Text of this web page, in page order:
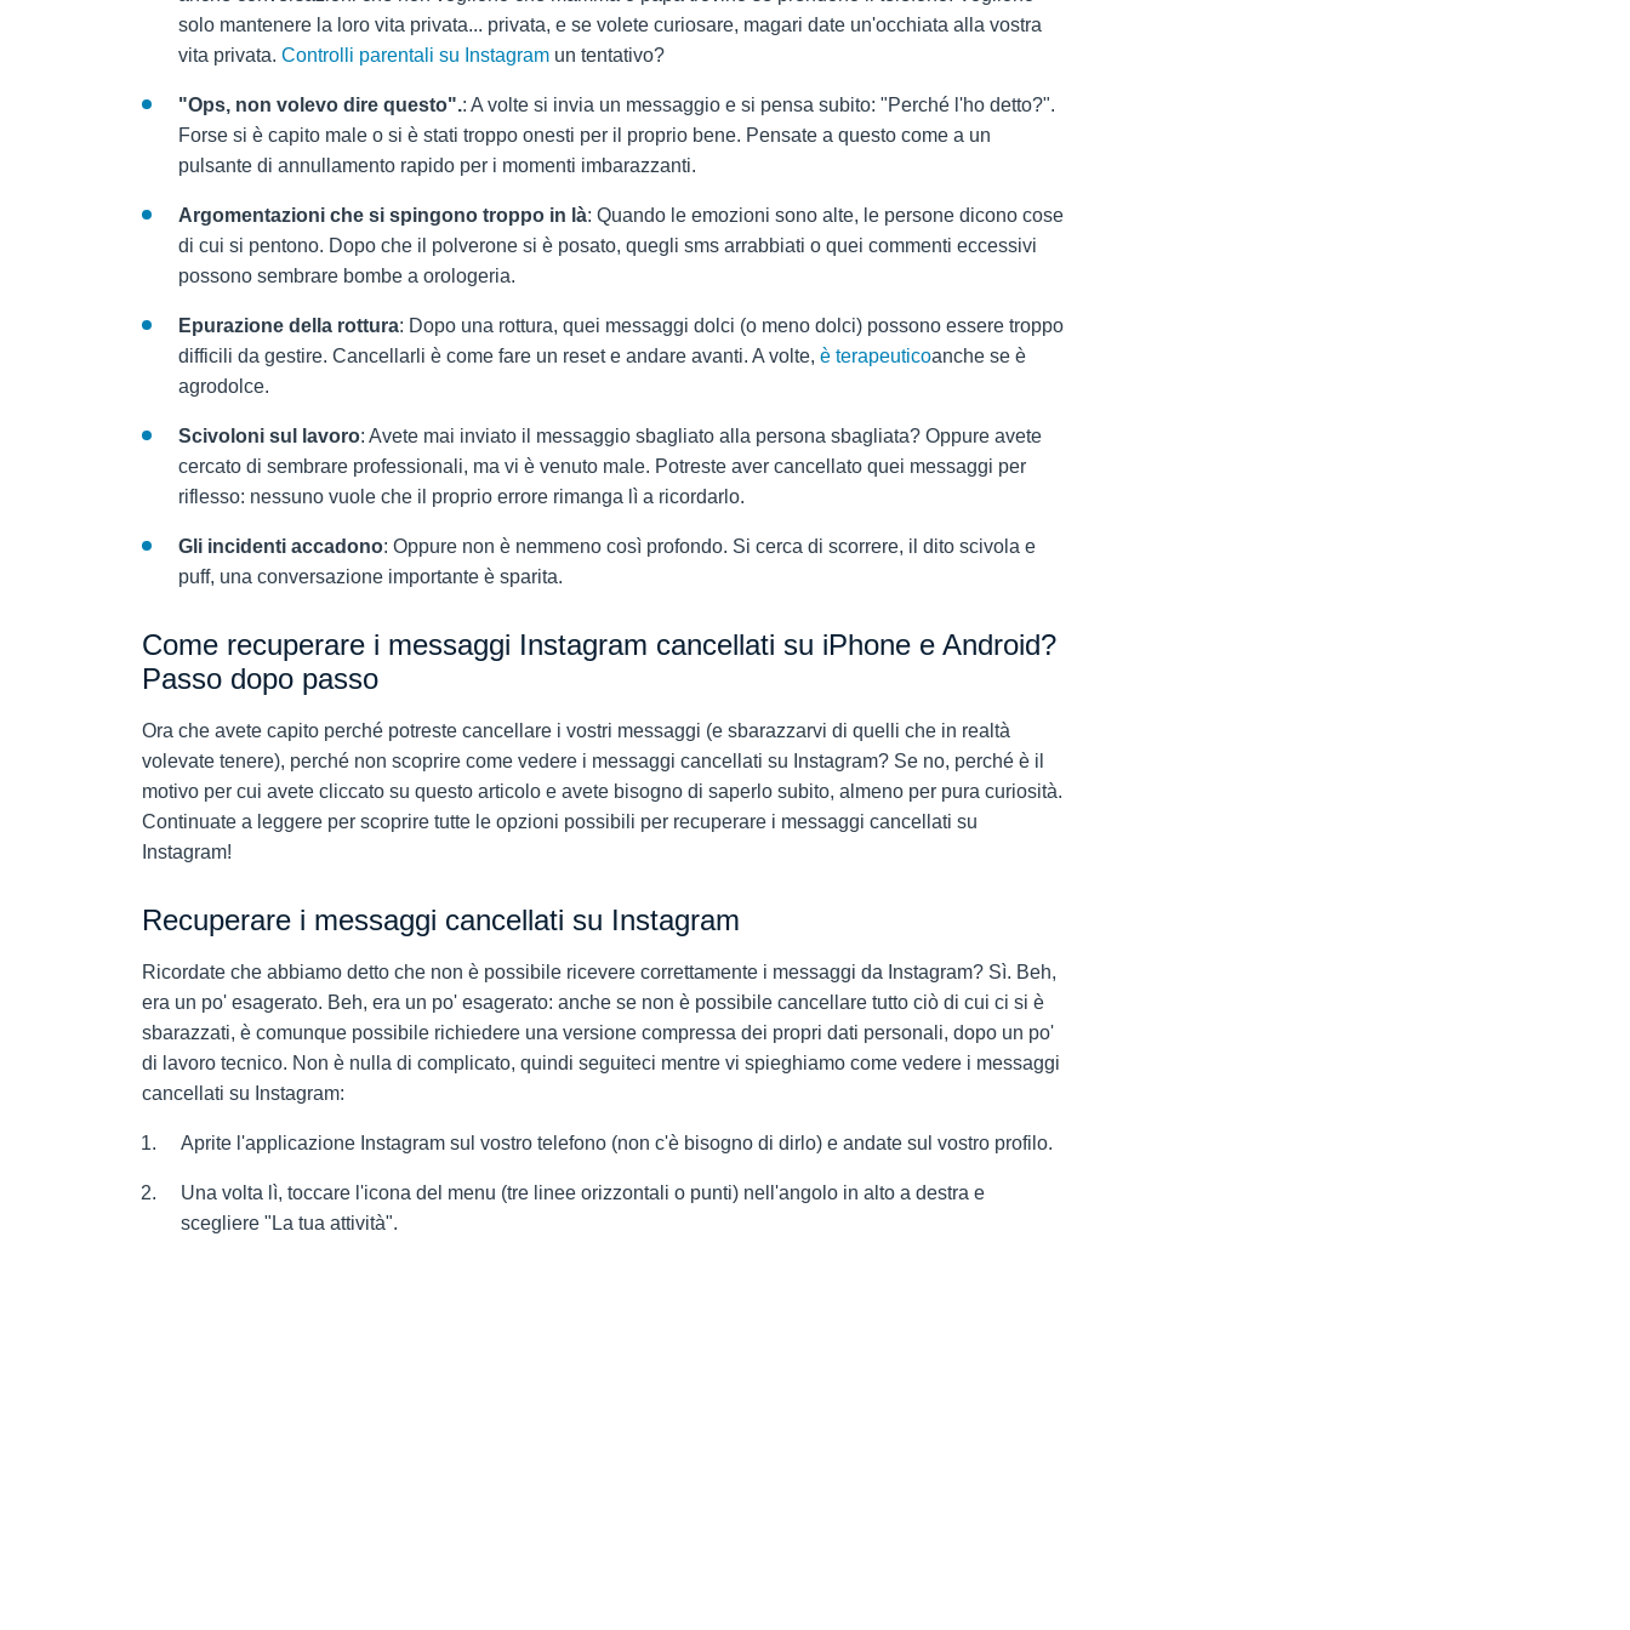
solo mantenere la loro vita privata... privata, e se volete curiosare, magari date un'occhiata alla vostra
vita privata. Controlli parentali su Instagram un tentativo?
"Ops, non volevo dire questo".: A volte si invia un messaggio e si pensa subito: "Perché l'ho detto?".
Forse si è capito male o si è stati troppo onesti per il proprio bene. Pensate a questo come a un
pulsante di annullamento rapido per i momenti imbarazzanti.
Argomentazioni che si spingono troppo in là: Quando le emozioni sono alte, le persone dicono cose
di cui si pentono. Dopo che il polverone si è posato, quegli sms arrabbiati o quei commenti eccessivi
possono sembrare bombe a orologeria.
Epurazione della rottura: Dopo una rottura, quei messaggi dolci (o meno dolci) possono essere troppo
difficili da gestire. Cancellarli è come fare un reset e andare avanti. A volte, è terapeuticoanche se è
agrodolce.
Scivoloni sul lavoro: Avete mai inviato il messaggio sbagliato alla persona sbagliata? Oppure avete
cercato di sembrare professionali, ma vi è venuto male. Potreste aver cancellato quei messaggi per
riflesso: nessuno vuole che il proprio errore rimanga lì a ricordarlo.
Gli incidenti accadono: Oppure non è nemmeno così profondo. Si cerca di scorrere, il dito scivola e
puff, una conversazione importante è sparita.
Come recuperare i messaggi Instagram cancellati su iPhone e Android?
Passo dopo passo
Ora che avete capito perché potreste cancellare i vostri messaggi (e sbarazzarvi di quelli che in realtà
volevate tenere), perché non scoprire come vedere i messaggi cancellati su Instagram? Se no, perché è il
motivo per cui avete cliccato su questo articolo e avete bisogno di saperlo subito, almeno per pura curiosità.
Continuate a leggere per scoprire tutte le opzioni possibili per recuperare i messaggi cancellati su
Instagram!
Recuperare i messaggi cancellati su Instagram
Ricordate che abbiamo detto che non è possibile ricevere correttamente i messaggi da Instagram? Sì. Beh,
era un po' esagerato. Beh, era un po' esagerato: anche se non è possibile cancellare tutto ciò di cui ci si è
sbarazzati, è comunque possibile richiedere una versione compressa dei propri dati personali, dopo un po'
di lavoro tecnico. Non è nulla di complicato, quindi seguiteci mentre vi spieghiamo come vedere i messaggi
cancellati su Instagram:
Aprite l'applicazione Instagram sul vostro telefono (non c'è bisogno di dirlo) e andate sul vostro profilo.
Una volta lì, toccare l'icona del menu (tre linee orizzontali o punti) nell'angolo in alto a destra e
scegliere "La tua attività".